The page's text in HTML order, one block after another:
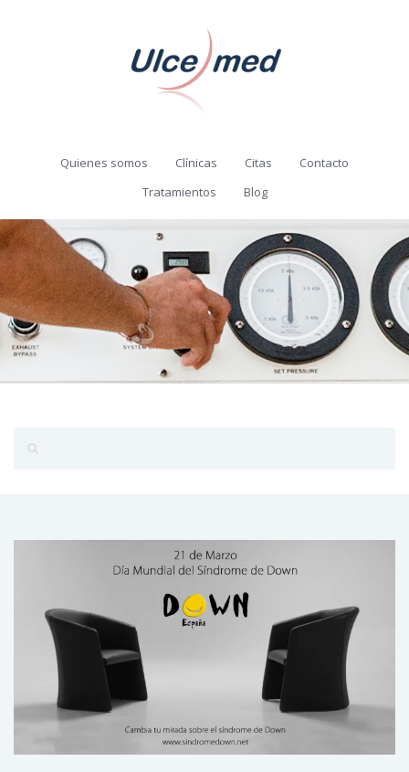
Quienes somos Clínicas Citas
Contacto
Tratamientos
Blog